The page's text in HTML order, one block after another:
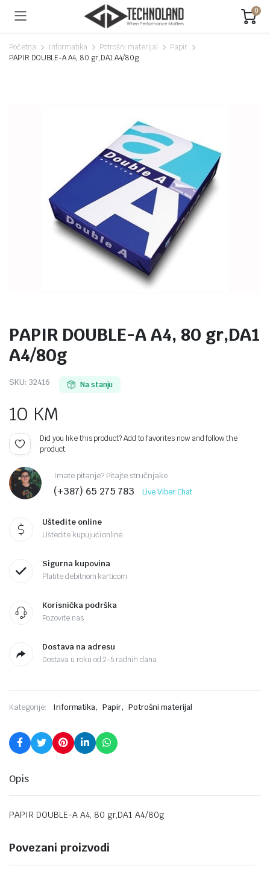
0
Početna Informatika Potrošni materijal
Papir
PAPIR DOUBLE-A A4, 80 gr,DA1 A4/80g
PAPIR DOUBLE-A A4, 80 gr,DA1
A4/80g
SKU: 32416 Na stanju
10 KM
Did you like this product? Add to favorites now and follow the
product.
Imate pitanje? Pitajte stručnjake
(+387) 65 275 783 Live Viber Chat
Uštedite online
Uštedite kupujući online
Sigurna kupovina
Platite debitnom karticom
Korisnička podrška
Pozovite nas
Dostava na adresu
Dostava u roku od 2-5 radnih dana
Kategorije: Informatika, Papir, Potrošni materijal
Opis
PAPIR DOUBLE-A A4, 80 gr,DA1 A4/80g
Povezani proizvodi